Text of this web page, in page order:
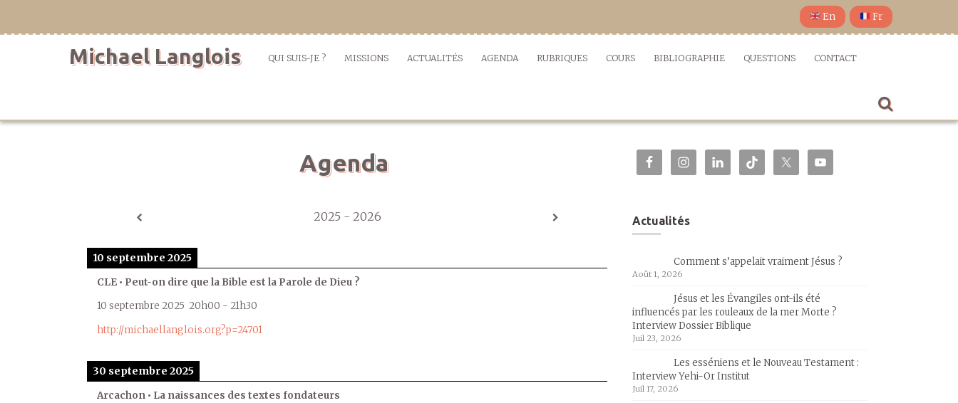
En Fr
Michael Langlois QUI SUIS-JE ? MISSIONS ACTUALITÉS AGENDA RUBRIQUES COURS BIBLIOGRAPHIE QUESTIONS CONTACT
Agenda
2025 - 2026
10 septembre 2025
CLE • Peut-on dire que la Bible est la Parole de Dieu ?
10 septembre 2025 20h00 - 21h30
http://michaellanglois.org?p=24701
30 septembre 2025
Arcachon • La naissances des textes fondateurs
Actualités
Comment s’appelait vraiment Jésus ?
Août 1, 2026
Jésus et les Évangiles ont-ils été
influencés par les rouleaux de la mer Morte ?
Interview Dossier Biblique
Juil 23, 2026
Les esséniens et le Nouveau Testament :
Interview Yehi-Or Institut
Juil 17, 2026